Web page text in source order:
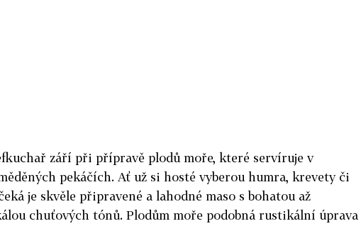
září při přípravě plodů moře, které servíruje v
pekáčích. Ať už si hosté vyberou humra, krevety či
je skvěle připravené a lahodné maso s bohatou až
chuťových tónů. Plodům moře podobná rustikální úprava